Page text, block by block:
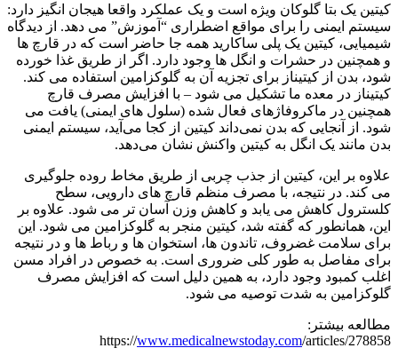
کیتین یک بتا گلوکان ویژه است و یک عملکرد واقعا هیجان انگیز دارد:
سیستم ایمنی را برای مواقع اضطراری “آموزش” می دهد. از دیدگاه
شیمیایی، کیتین یک پلی ساکارید همه جا حاضر است که در قارچ ها
و همچنین در حشرات و انگل ها وجود دارد. اگر از طریق غذا خورده
شود، بدن از کیتیناز برای تجزیه آن به گلوکزامین استفاده می کند.
کیتیناز در معده ما تشکیل می شود – با افزایش مصرف قارچ
همچنین در ماکروفاژهای فعال شده (سلول های ایمنی) یافت می
شود. از آنجایی که بدن نمی‌داند کیتین از کجا می‌آید، سیستم ایمنی
بدن مانند یک انگل به کیتین واکنش نشان می‌دهد.
علاوه بر این، کیتین از جذب چربی از طریق مخاط روده جلوگیری
می کند. در نتیجه، با مصرف منظم قارچ های دارویی، سطح
کلسترول کاهش می یابد و کاهش وزن آسان تر می شود. علاوه بر
این، همانطور که گفته شد، کیتین منجر به گلوکزامین می شود. این
برای سلامت غضروف، تاندون ها، استخوان ها و رباط ها و در نتیجه
برای مفاصل به طور کلی ضروری است. به خصوص در افراد مسن
اغلب کمبود وجود دارد، به همین دلیل است که افزایش مصرف
گلوکزامین به شدت توصیه می شود.
مطالعه بیشتر:
https://www.medicalnewstoday.com/articles/278858